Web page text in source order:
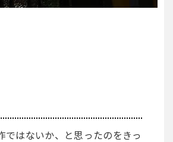
ではないか、と思ったのをきっ